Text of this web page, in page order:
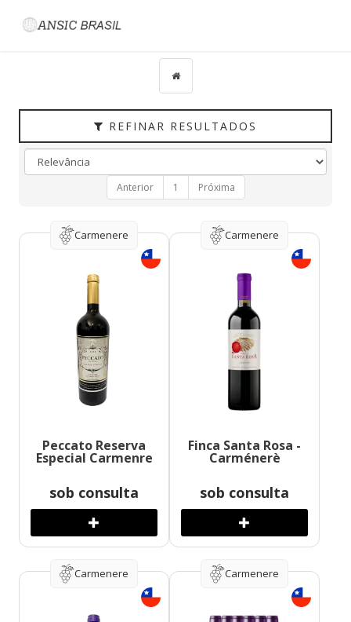
REFINAR RESULTADOS
UVAS
VINÍCOLA
Anterior 1 Próxima
Carmenere
Peccato Reserva
Especial Carmenre
sob consulta
Carmenere
Finca Santa Rosa -
Carménerè
sob consulta
Carmenere Carmenere